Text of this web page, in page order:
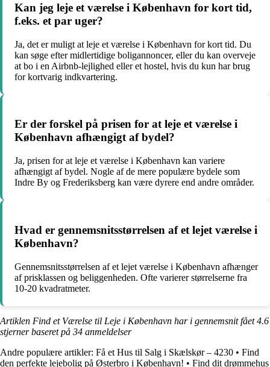
Kan jeg leje et værelse i København for kort tid,
f.eks. et par uger?
Ja, det er muligt at leje et værelse i København for kort tid. Du
kan søge efter midlertidige boligannoncer, eller du kan overveje
at bo i en Airbnb-lejlighed eller et hostel, hvis du kun har brug
for kortvarig indkvartering.
Er der forskel på prisen for at leje et værelse i
København afhængigt af bydel?
Ja, prisen for at leje et værelse i København kan variere
afhængigt af bydel. Nogle af de mere populære bydele som
Indre By og Frederiksberg kan være dyrere end andre områder.
Hvad er gennemsnitsstørrelsen af et lejet værelse i
København?
Gennemsnitsstørrelsen af et lejet værelse i København afhænger
af prisklassen og beliggenheden. Ofte varierer størrelserne fra
10-20 kvadratmeter.
Artiklen Find et Værelse til Leje i København har i gennemsnit fået4.6
stjerner baseret på 34 anmeldelser
Andre populære artikler: Få et Hus til Salg i Skælskør – 4230 • Find
den perfekte lejebolig på Østerbro i København! • Find dit drømmehus